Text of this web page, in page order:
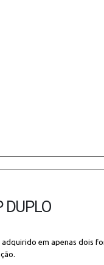
DUPLO
em apenas dois